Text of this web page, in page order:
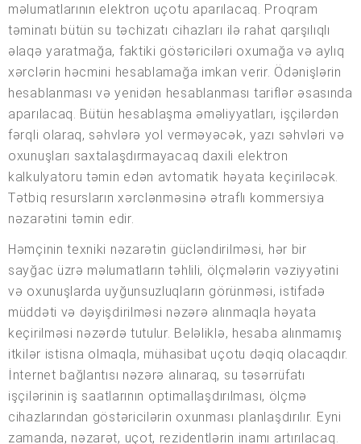
məlumatlarının elektron uçotu aparılacaq. Proqram
təminatı bütün su təchizatı cihazları ilə rahat qarşılıqlı
əlaqə yaratmağa, faktiki göstəriciləri oxumağa və aylıq
xərclərin həcmini hesablamağa imkan verir. Ödənişlərin
hesablanması və yenidən hesablanması tariflər əsasında
aparılacaq. Bütün hesablaşma əməliyyatları, işçilərdən
fərqli olaraq, səhvlərə yol verməyəcək, yazı səhvləri və
oxunuşları saxtalaşdırmayacaq daxili elektron
kalkulyatoru təmin edən avtomatik həyata keçiriləcək.
Tətbiq resursların xərclənməsinə ətraflı kommersiya
nəzarətini təmin edir.
Həmçinin texniki nəzarətin gücləndirilməsi, hər bir
sayğac üzrə məlumatların təhlili, ölçmələrin vəziyyətini
və oxunuşlarda uyğunsuzluqların görünməsi, istifadə
müddəti və dəyişdirilməsi nəzərə alınmaqla həyata
keçirilməsi nəzərdə tutulur. Beləliklə, hesaba alınmamış
itkilər istisna olmaqla, mühasibat uçotu dəqiq olacaqdır.
İnternet bağlantısı nəzərə alınaraq, su təsərrüfatı
işçilərinin iş saatlarının optimallaşdırılması, ölçmə
cihazlarından göstəricilərin oxunması planlaşdırılır. Eyni
zamanda, nəzarət, uçot, rezidentlərin inamı artırılacaq.